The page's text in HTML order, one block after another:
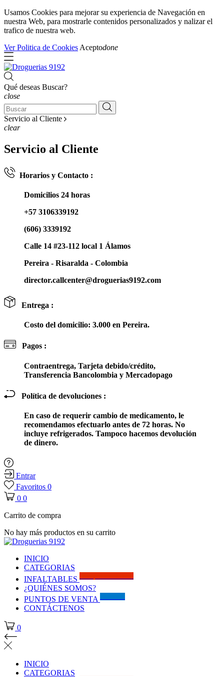
Usamos Cookies para mejorar su experiencia de Navegación en
nuestra Web, para mostrarle contenidos personalizados y nalizar el
trafico de nuestra web.
Ver Politica de Cookies Aceptodone
Qué deseas Buscar?
close
Servicio al Cliente
clear
Servicio al Cliente
Horarios y Contacto :
Domicilios 24 horas
+57 3106339192
(606) 3339192
Calle 14 #23-112 local 1 Álamos
Pereira - Risaralda - Colombia
director.callcenter@droguerias9192.com
Entrega :
Costo del domicilio: 3.000 en Pereira.
Pagos :
Contraentrega, Tarjeta debido/crédito,
Transferencia Bancolombia y Mercadopago
Política de devoluciones :
En caso de requerir cambio de medicamento, le
recomendamos efectuarlo antes de 72 horas. No
incluye refrigerados. Tampoco hacemos devolución
de dinero.
Entrar
Favoritos 0
0 0
Carrito de compra
No hay más productos en su carrito
INICIO
CATEGORIAS
INFALTABLES
¿QUIÉNES SOMOS?
PUNTOS DE VENTA
CONTÁCTENOS
0
INICIO
CATEGORIAS